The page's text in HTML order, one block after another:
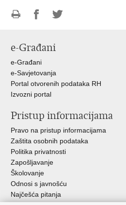
FacebookuTwitteru
e-Građani
e-Građani
e-Savjetovanja
Portal otvorenih podataka RH
Izvozni portal
Pristup informacijama
Pravo na pristup informacijama
Zaštita osobnih podataka
Politika privatnosti
Zapošljavanje
Školovanje
Odnosi s javnošću
Najčešća pitanja